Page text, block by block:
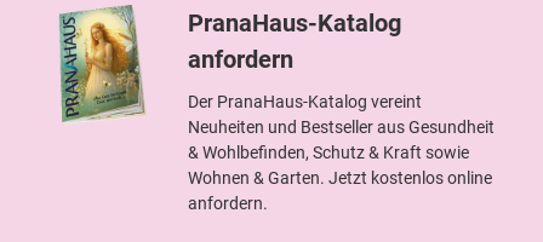
PranaHaus-Katalog
anfordern
Der PranaHaus-Katalog vereint
Neuheiten und Bestseller aus Gesundheit
& Wohlbefinden, Schutz & Kraft sowie
Wohnen & Garten. Jetzt kostenlos online
anfordern.